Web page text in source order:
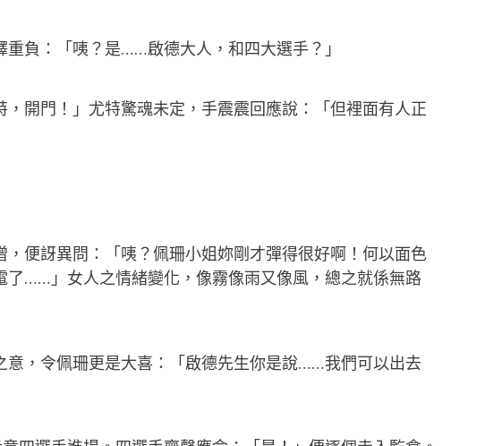
負：「咦？是……啟德大人，和四大選手？」
開門！」尤特驚魂未定，手震震回應說：「但裡面有人正
便訝異問：「咦？佩珊小姐妳剛才彈得很好啊！何以面色
了……」女人之情緒變化，像霧像雨又像風，總之就係無路
意，令佩珊更是大喜：「啟德先生你是說……我們可以出去